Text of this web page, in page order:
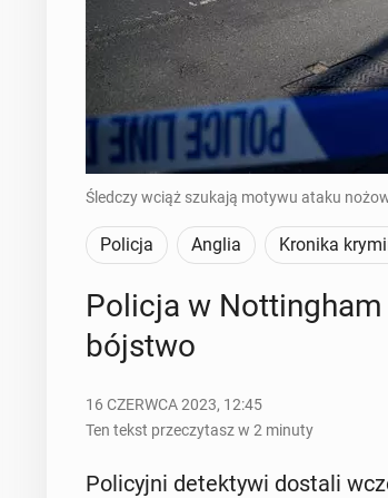
Śledczy wciąż szukają motywu ataku
Policja Anglia Kronika
Policja w
bój­stwo
16 CZERWCA 2023, 12:45
Ten tekst przeczytasz w 2 minuty
Po­li­cyj­ni de­tek­ty­wi dostali